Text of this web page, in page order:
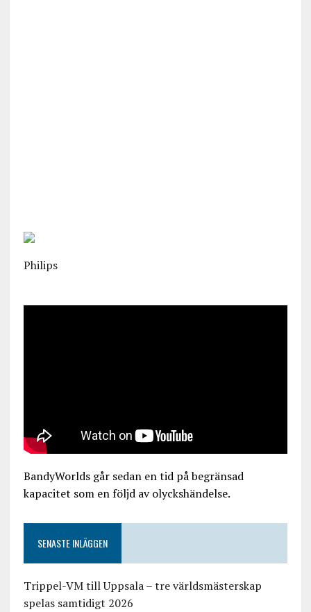
Philips
BandyWorlds går sedan en tid på begränsad
kapacitet som en följd av olyckshändelse.
SENASTE INLÄGGEN
Trippel-VM till Uppsala – tre världsmästerskap
spelas samtidigt 2026